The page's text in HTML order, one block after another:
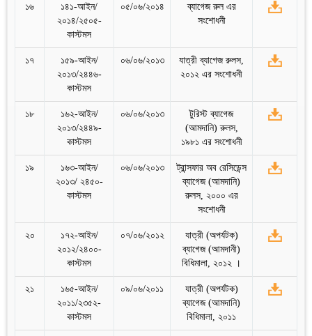
১৬
১৪১-আইন/
২০১৪/২৫০৫-
কাস্টমস
০৫/০৬/২০১৪
ব্যাগেজ রুল এর
সংশোধনী
১৭
১৫৯-আইন/
২০১৩/২৪৪৬-
কাস্টমস
০৬/০৬/২০১৩
যাত্রী ব্যাগেজ রুলস,
২০১২ এর সংশোধনী
১৮
১৬২-আইন/
২০১৩/২৪৪৯-
কাস্টমস
০৬/০৬/২০১৩
টুরিস্ট ব্যাগেজ
(আমদানি) রুলস,
১৯৮১ এর সংশোধনী
১৯
১৬৩-আইন/
২০১৩/ ২৪৫০-
কাস্টমস
০৬/০৬/২০১৩
ট্রান্সফার অব রেসিডেন্স
ব্যাগেজ (আমদানি)
রুলস, ২০০০ এর
সংশোধনী
২০
১৭২-আইন/
২০১২/২৪০০-
কাস্টমস
০৭/০৬/২০১২
যাত্রী (অপর্যটক)
ব্যাগেজ (আমদানী)
বিধিমালা, ২০১২ ।
২১
১৬৫-আইন/
২০১১/২৩৫২-
কাস্টমস
০৯/০৬/২০১১
যাত্রী (অপর্যটক)
ব্যাগেজ (আমদানি)
বিধিমালা, ২০১১